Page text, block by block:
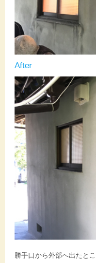
After
勝手口から外部へ出たと